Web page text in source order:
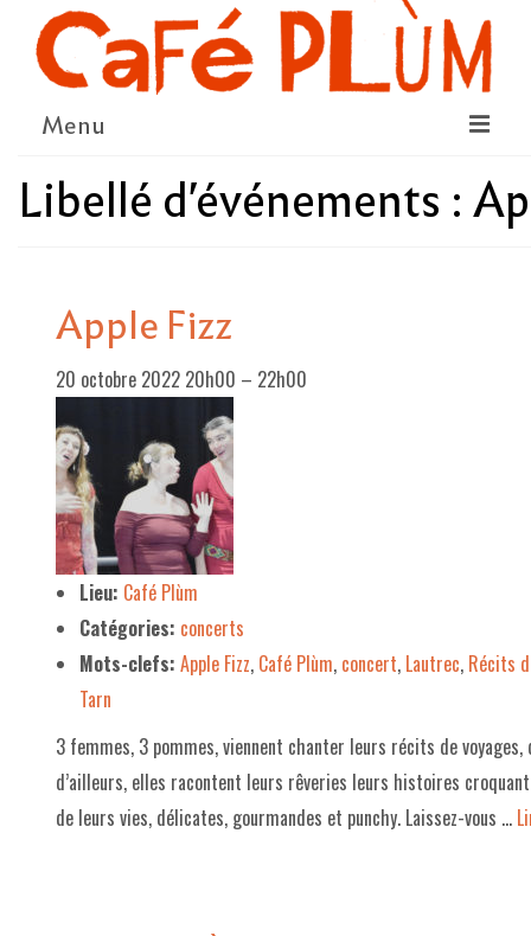
Menu
LE PROJET
NOUS SOUTENIR
LE PROGRAMME
DÉTAIL DES ÉVÉNEMENTS
LA SAISON CULTURELLE
AMI·ES ARTISTES
LE PROJET DE TERRITOIRE
LE CAFÉ/RESTO
LES FORMULES
NOS FOURNISSEUR·EUSE·S
LA LIBRAIRIE
Libellé d'événements :
Apple Fizz
20 octobre 2022 20h00 – 22h00
Lieu: Café Plùm
Catégories: concerts
Mots-clefs: Apple Fizz, Café Plùm, concert, Lautrec, Récits
Tarn
3 femmes, 3 pommes, viennent chanter leurs récits de voyages,
d’ailleurs, elles racontent leurs rêveries leurs histoires
de leurs vies, délicates, gourmandes et punchy. Laissez-vous …